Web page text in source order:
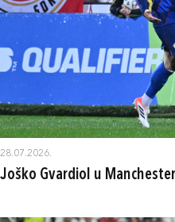
28.07.2026.
Joško Gvardiol u